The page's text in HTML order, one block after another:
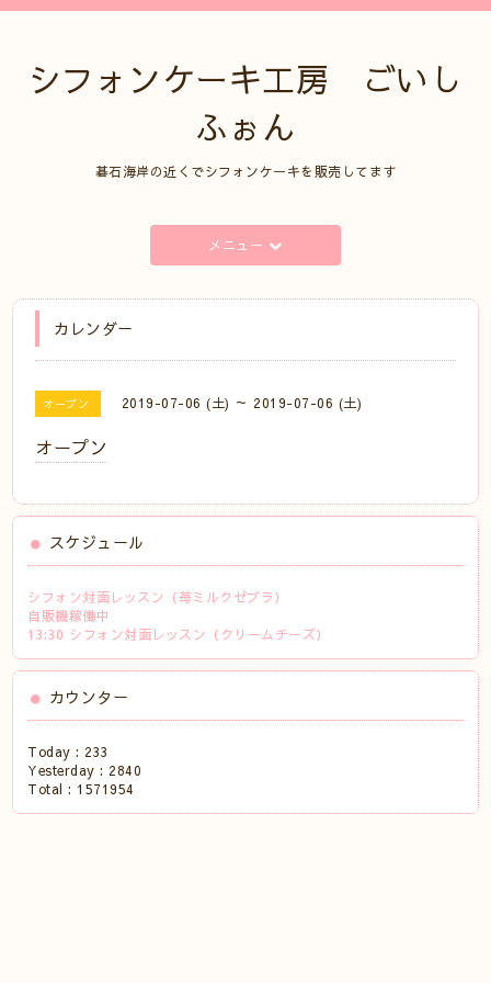
シフォンケーキ工房 ごいし
ふぉん
碁石海岸の近くでシフォンケーキを販売してます
メニュー
カレンダー
オープン 2019-07-06 (土) ～ 2019-07-06 (土)
オープン
スケジュール
シフォン対面レッスン（苺ミルクゼブラ）
自販機稼働中
13:30 シフォン対面レッスン（クリームチーズ）
カウンター
Today : 233
Yesterday : 2840
Total : 1571954